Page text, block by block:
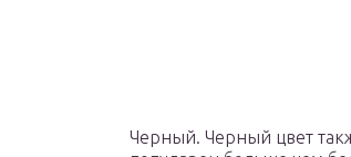
Черный. Черный цвет